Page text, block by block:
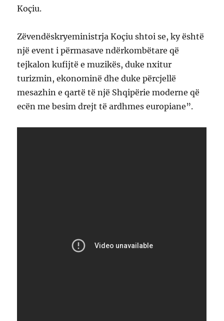
Koçiu.
Zëvendëskryeministrja Koçiu shtoi se, ky është
një event i përmasave ndërkombëtare që
tejkalon kufijtë e muzikës, duke nxitur
turizmin, ekonominë dhe duke përcjellë
mesazhin e qartë të një Shqipërie moderne që
ecën me besim drejt të ardhmes europiane”.